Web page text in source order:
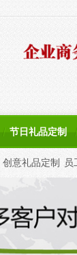
节日礼品定制
创意礼品定制 员